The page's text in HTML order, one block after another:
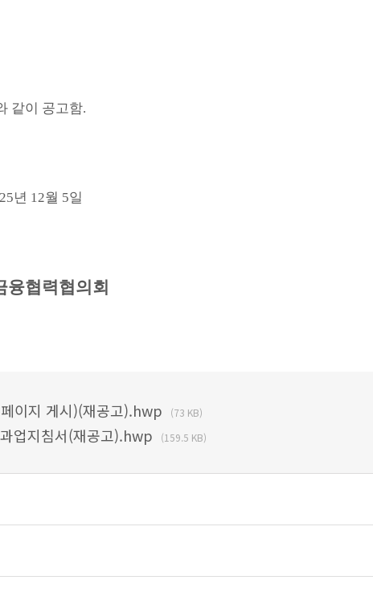
같이 공고함.
년 12월 5일
융협력협의회
이지 게시)(재공고).hwp (73 KB)
업지침서(재공고).hwp (159.5 KB)